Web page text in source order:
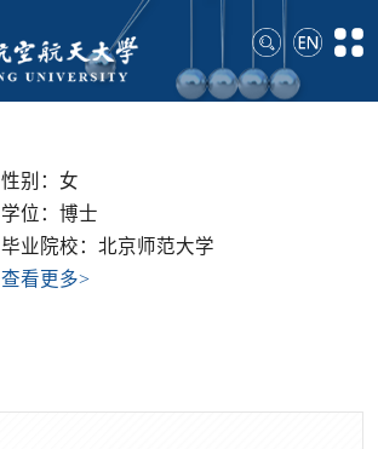
性别：女
学位：博士
毕业院校：北京师范大学
查看更多>